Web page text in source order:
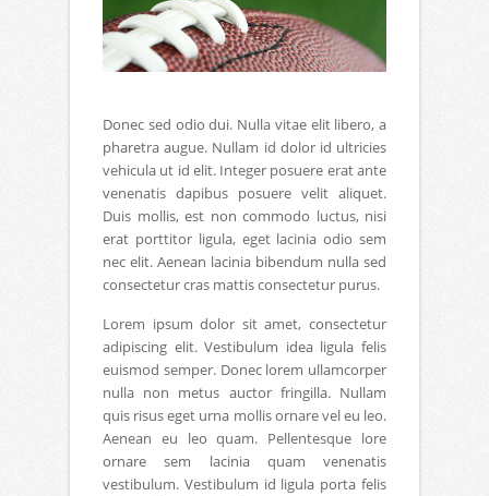
Donec sed odio dui. Nulla vitae elit libero, a
pharetra augue. Nullam id dolor id ultricies
vehicula ut id elit. Integer posuere erat ante
venenatis dapibus posuere velit aliquet.
Duis mollis, est non commodo luctus, nisi
erat porttitor ligula, eget lacinia odio sem
nec elit. Aenean lacinia bibendum nulla sed
consectetur cras mattis consectetur purus.
Lorem ipsum dolor sit amet, consectetur
adipiscing elit. Vestibulum idea ligula felis
euismod semper. Donec lorem ullamcorper
nulla non metus auctor fringilla. Nullam
quis risus eget urna mollis ornare vel eu leo.
Aenean eu leo quam. Pellentesque lore
ornare sem lacinia quam venenatis
vestibulum. Vestibulum id ligula porta felis